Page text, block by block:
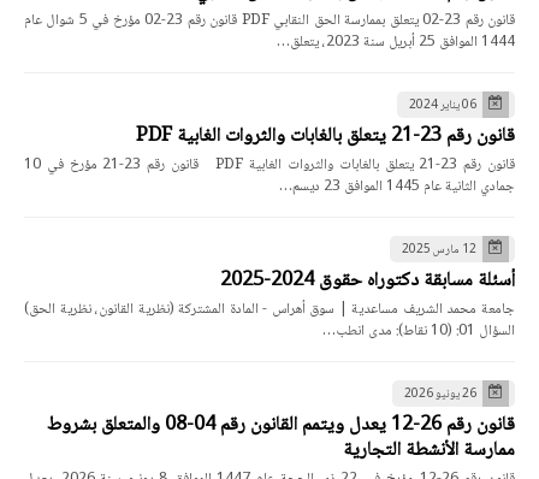
قانون رقم 23-02 يتعلق بممارسة الحق النقابي PDF قانون رقم 23-02 مؤرخ في 5 شوال عام
1444 الموافق 25 أبريل سنة 2023، يتعلق…
06 يناير 2024
قانون رقم 23-21 يتعلق بالغابات والثروات الغابية PDF
قانون رقم 23-21 يتعلق بالغابات والثروات الغابية PDF قانون رقم 23-21 مؤرخ في 10
جمادي الثانية عام 1445 الموافق 23 ديسم…
12 مارس 2025
أسئلة مسابقة دكتوراه حقوق 2024-2025
جامعة محمد الشريف مساعدية | سوق أهراس - المادة المشتركة (نظرية القانون، نظرية الحق)
السؤال 01: (10 نقاط): مدى انطب…
26 يونيو 2026
قانون رقم 26-12 يعدل ويتمم القانون رقم 04-08 والمتعلق بشروط
ممارسة الأنشطة التجارية